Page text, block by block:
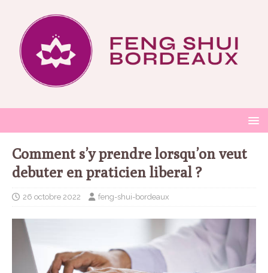
Comment s’y prendre lorsqu’on veut
debuter en praticien liberal ?
26 octobre 2022 feng-shui-bordeaux